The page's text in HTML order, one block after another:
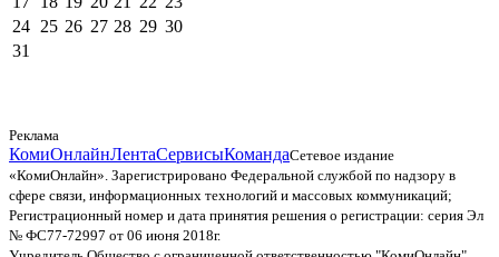
24 25 26 27 28 29 30
31
Реклама
КомиОнлайнЛентаСервисыКомандаСетевое издание
«КомиОнлайн». Зарегистрировано Федеральной службой по надзору в
сфере связи, информационных технологий и массовых коммуникаций;
Регистрационный номер и дата принятия решения о регистрации: серия Эл
№ ФС77-72997 от 06 июня 2018г.